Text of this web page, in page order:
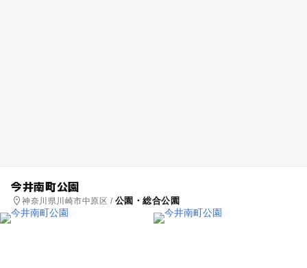
今井南町公園
神奈川県川崎市中原区 / 公園・総合公園